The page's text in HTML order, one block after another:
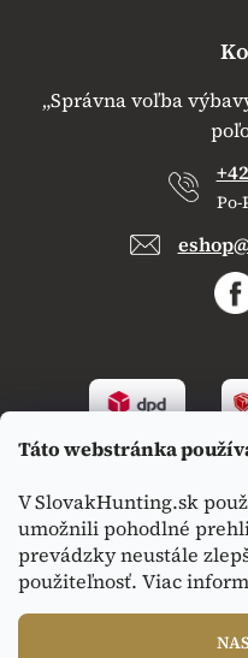
Táto webstránka
V SlovakHunting.sk
umožnili pohodlné
prevádzky neustále
použiteľnosť. Viac
„Správna voľba
Po-